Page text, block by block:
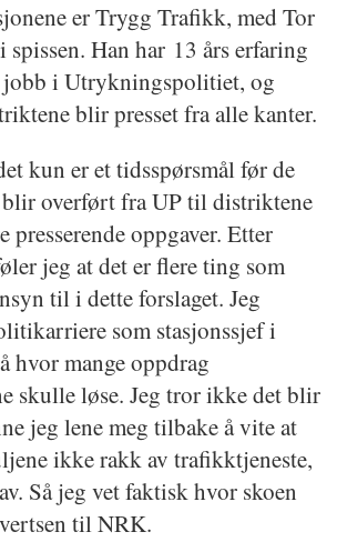
er Trygg Trafikk, med Tor
Han har 13 års erfaring
i Utrykningspolitiet, og
blir presset fra alle kanter.
kun er et tidsspørsmål før de
blir overført fra UP til distriktene
oppgaver. Etter
jeg at det er flere ting som
til i dette forslaget. Jeg
som stasjonssjef i
hvor mange oppdrag
skulle løse. Jeg tror ikke det blir
jeg lene meg tilbake å vite at
ikke rakk av trafikktjeneste,
Så jeg vet faktisk hvor skoen
til NRK.